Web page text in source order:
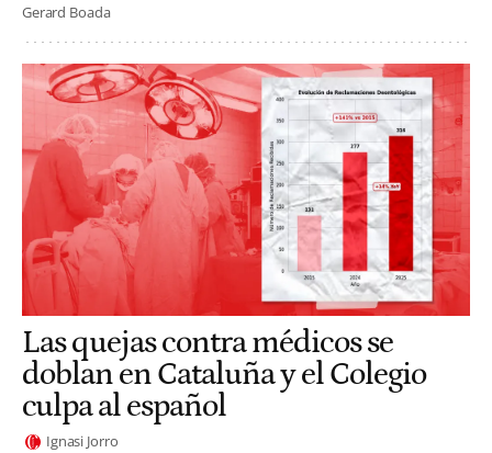
Gerard Boada
Las quejas contra médicos se
doblan en Cataluña y el Colegio
culpa al español
Ignasi Jorro